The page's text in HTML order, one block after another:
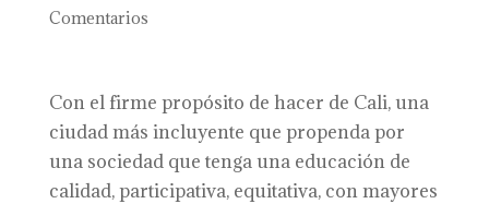
Comentarios
Con el firme propósito de hacer de Cali, una
ciudad más incluyente que propenda por
una sociedad que tenga una educación de
calidad, participativa, equitativa, con mayores